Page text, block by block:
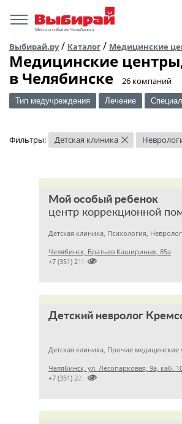
Места и события Челябинска
Выбирай.ру/ Каталог / Медицинские
Медицинские
в Челябинске
​26 компаний
Тип медучреждения Лечение
Фильтры: Детская клиника ×
Мой особый ребенок
Детская клиника, Психология,
Челябинск, Братьев Кашириных, 85а

+7 (351) 2157159
Челябинск, ул. Лесопарковая, 9а, каб.

+7 (351) 2235804